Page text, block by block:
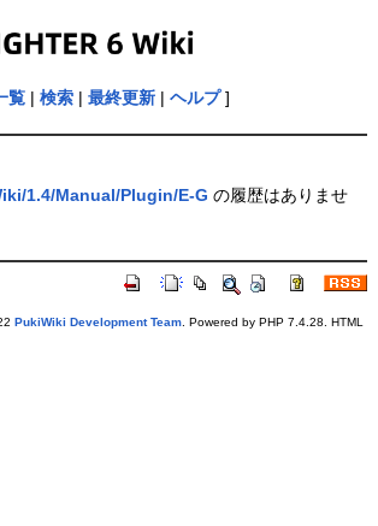
覧| 検索| 最終更新| ヘルプ]
1.4/Manual/Plugin/E-G の履歴はありませ
PukiWiki Development Team. Powered by PHP 7.4.28. HTML